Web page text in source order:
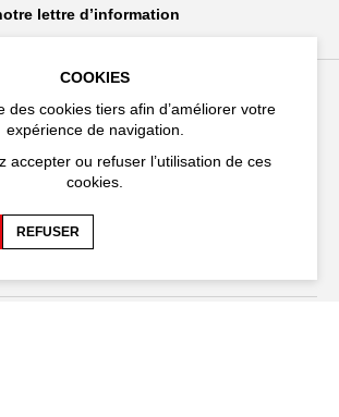
lettre d’information
COOKIES
des cookies tiers afin d’améliorer votre
expérience de navigation.
accepter ou refuser l’utilisation de ces
cookies.
REFUSER